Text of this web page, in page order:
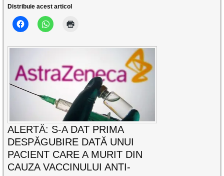
Distribuie acest articol
ALERTĂ: S-A DAT PRIMA
DESPĂGUBIRE DATĂ UNUI
PACIENT CARE A MURIT DIN
CAUZA VACCINULUI ANTI-